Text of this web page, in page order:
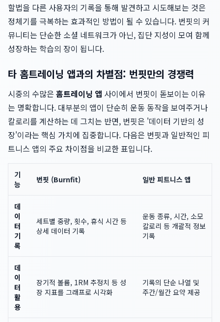
할법을 다른 사용자의 기록을 통해 발견하고 시도해보는 것은
정체기를 극복하는 효과적인 방법이 될 수 있습니다. 번핏의 커
뮤니티는 단순한 소셜 네트워크가 아닌, 집단 지성이 모여 함께
성장하는 학습의 장이 됩니다.
타 홈트레이닝 앱과의 차별점: 번핏만의 경쟁력
시중의 수많은 홈트레이닝 앱 사이에서 번핏이 돋보이는 이유
는 명확합니다. 대부분의 앱이 단순히 운동 동작을 보여주거나
칼로리를 계산하는 데 그치는 반면, 번핏은 '데이터 기반의 성
장'이라는 핵심 가치에 집중합니다. 다음은 번핏과 일반적인 피
트니스 앱의 주요 차이점을 비교한 표입니다.
기
능
번핏 (Burnfit) 일반 피트니스 앱
데
이
터
기
록
세트별 중량, 횟수, 휴식 시간 등
상세 데이터 기록
운동 종류, 시간, 소모
칼로리 등 개괄적 정보
기록
데
이
터
활
용
장기적 볼륨, 1RM 추정치 등 성
장 지표를 그래프로 시각화
기록의 단순 나열 및
주간/월간 요약 제공